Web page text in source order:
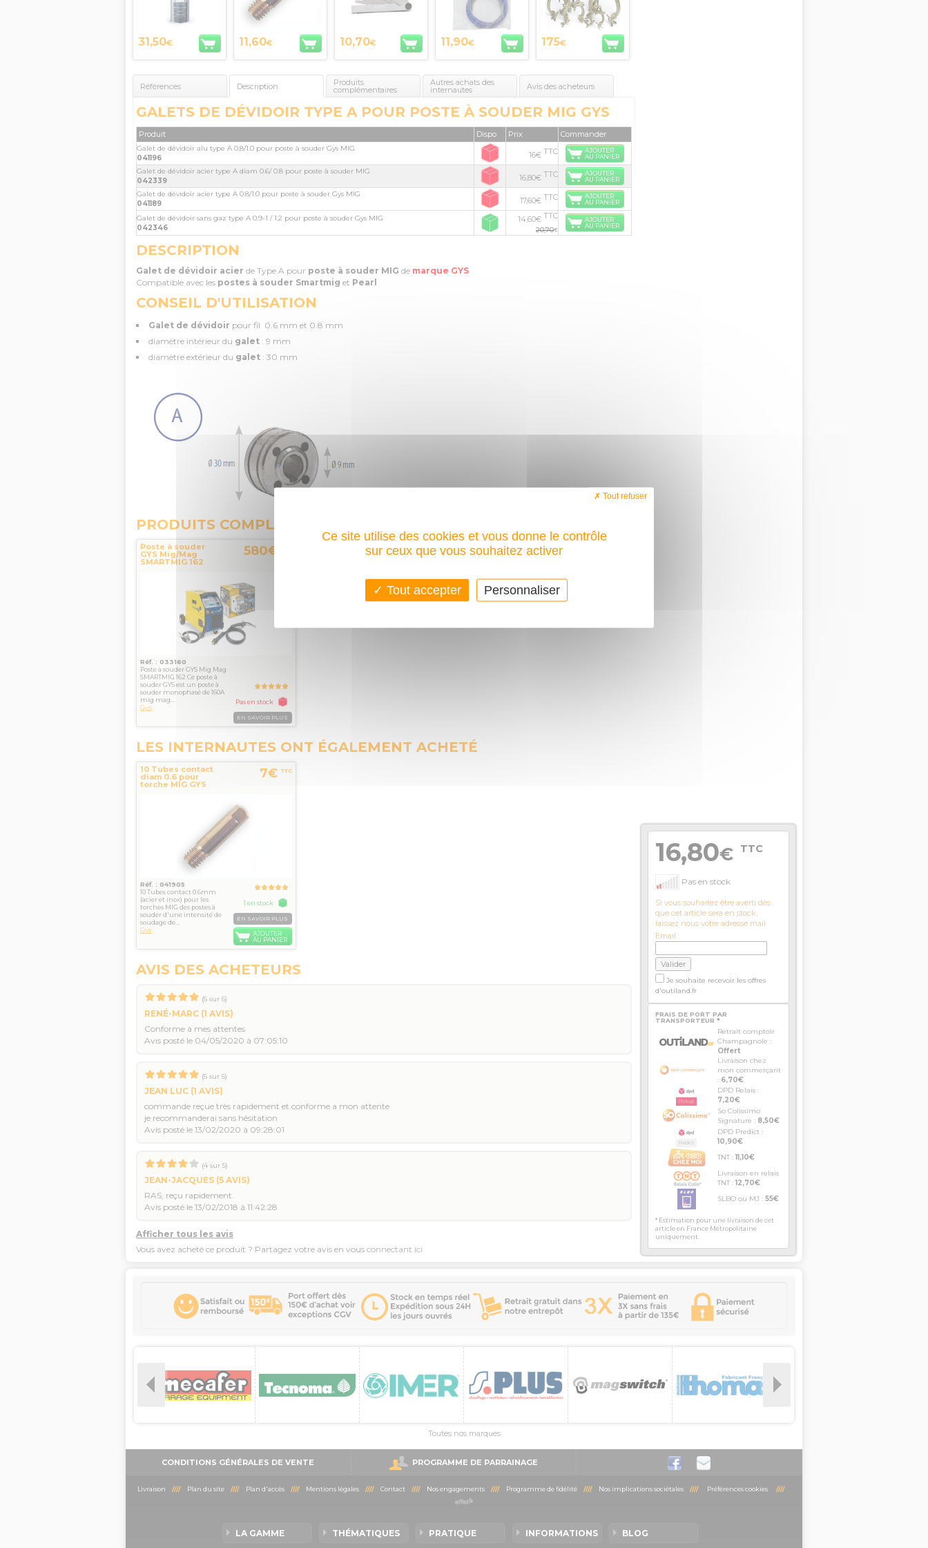
16,80€ TTC
Pas en stock
Si vous souhaitez être averti dès
que cet article sera en stock,
laissez nous votre adresse mail.
Email :
Je souhaite recevoir les offres
d'outiland.fr
FRAIS DE PORT PAR
TRANSPORTEUR *
Retrait comptoir
Champagnole :
Offert
Livraison chez
mon commerçant
: 6,70€
DPD Relais :
7,20€
So Colissimo
Signature : 8,50€
DPD Predict :
10,90€
TNT :11,10€
Livraison en relais
TNT :12,70€
SLBO ou MJ : 55€
* Estimation pour une livraison de cet
article en France Métropolitaine
uniquement.
31,50€ 11,60€ 10,70€ 11,90€ 175€
Références Description Produits
complémentaires
Autres achats des
internautes Avis des acheteurs
GALETS DE DÉVIDOIR TYPE A POUR POSTE À SOUDER MIG GYS
Produit Dispo Prix Commander
Galet de dévidoir alu type A 0.8/1.0 pour poste à souder Gys MIG
041196
16€ TTC
AJOUTER
AU PANIER
Galet de dévidoir acier type A diam 0.6/ 0.8 pour poste à souder MIG
042339
16,80€ TTC
AJOUTER
AU PANIER
Galet de dévidoir acier type A 0.8/1.0 pour poste à souder Gys MIG
041189
17,60€ TTC
AJOUTER
AU PANIER
Galet de dévidoir sans gaz type A 0.9-1 / 1.2 pour poste à souder Gys MIG
042346
14,60€ TTC
20,70€
AJOUTER
AU PANIER
DESCRIPTION
Galet de dévidoir acier de Type A pour poste à souder MIG de marque GYS
Compatible avec les postes à souder Smartmig et Pearl
CONSEIL D'UTILISATION
Galet de dévidoir pour fil 0.6 mm et 0.8 mm
diamètre intérieur du galet : 9 mm
diamètre extérieur du galet : 30 mm
PRODUITS COMPLÉMENTAIRES
Poste à souder
GYS Mig/Mag
SMARTMIG 162
580€
Réf. : 033160
Poste à souder GYS Mig Mag
SMARTMIG 162 Ce poste à
souder GYS est un poste à
souder monophasé de 160A
mig mag...
Gys
Pas en stock
EN SAVOIR PLUS
LES INTERNAUTES ONT ÉGALEMENT ACHETÉ
10 Tubes contact
diam 0.6 pour
torche MIG GYS
7€ TTC
Réf. : 041905
10 Tubes contact 0.6mm
(acier et inox) pour les
torches MIG des postes à
souder d'une intensité de
soudage de...
Gys
1 en stock
EN SAVOIR PLUS
AJOUTER
AU PANIER
AVIS DES ACHETEURS
(5 sur 5)
RENÉ-MARC (1 AVIS)
Conforme à mes attentes
Avis posté le 04/05/2020 à 07:05:10
(5 sur 5)
JEAN LUC (1 AVIS)
commande reçue très rapidement et conforme a mon attente
je recommanderai sans hésitation
Avis posté le 13/02/2020 à 09:28:01
(4 sur 5)
JEAN-JACQUES (5 AVIS)
RAS, reçu rapidement.
Avis posté le 13/02/2018 à 11:42:28
Afficher tous les avis
Vous avez acheté ce produit ? Partagez votre avis en vous connectant ici
Toutes nos marques
CONDITIONS GÉNÉRALES DE VENTE PROGRAMME DE PARRAINAGE
Livraison //// Plan du site//// Plan d'accès//// Mentions légales//// Contact //// Nos engagements//// Programme de fidélité//// Nos implications sociétales//// Préférences cookies ////
LA GAMME THÉMATIQUES PRATIQUE INFORMATIONS BLOG
Ce site utilise des cookies et vous donne le contrôle
sur ceux que vous souhaitez activer
Tout accepter
Tout refuser
Personnaliser